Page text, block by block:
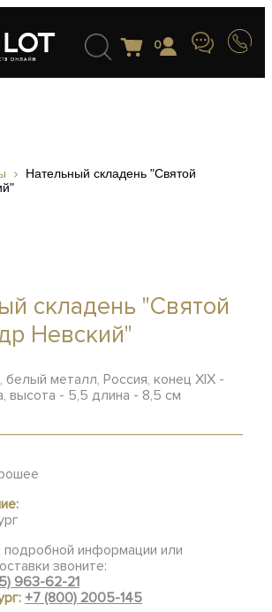
0
Нательный складень "Святой
складень "Святой
Невский"
металл, Россия, конец XIX -
высота - 5,5 длина - 8,5 см
подробной информации или
звоните:
963-62-21
+7 (800) 2005-145